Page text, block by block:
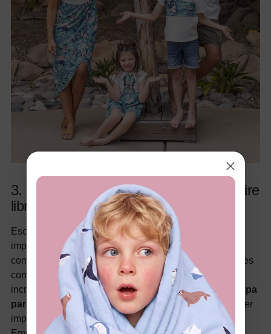
3. Retiros de montaña y aventuras al aire
libre
Escápate a las montañas para disfrutar de paisajes
impresionantes, aire fresco y actividades al aire libre
como senderismo, ciclismo y pesca. Parques nacionales
como Yellowstone, Yosemite y el Gran Cañón ofrecen
increíbles oportunidades para aventuras familiares.
Ropa
para las vacaciones
: El clima en la montaña puede ser
impredecible, por lo que vestirse en capas es crucial.